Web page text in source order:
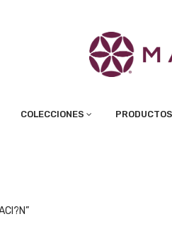
COLECCIONES PRODUCTOS